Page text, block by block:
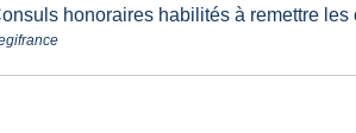
honoraires habilités à remettre